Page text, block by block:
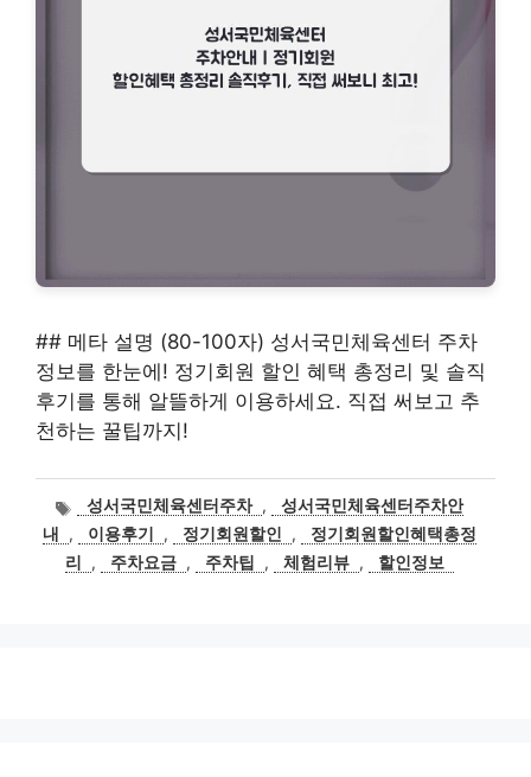
## 메타 설명 (80-100자) 성서국민체육센터 주차
정보를 한눈에! 정기회원 할인 혜택 총정리 및 솔직
후기를 통해 알뜰하게 이용하세요. 직접 써보고 추
천하는 꿀팁까지!
태
그
성서국민체육센터주차 ,
성서국민체육센터주차안
내
, 이용후기 , 정기회원할인 ,
정기회원할인혜택총정
리
, 주차요금 , 주차팁 , 체험리뷰 , 할인정보